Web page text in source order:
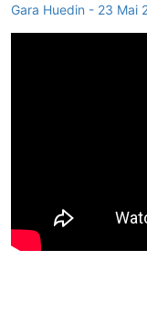
Gara Huedin - 23 Mai